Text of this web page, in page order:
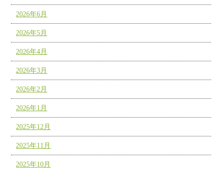
2026年6月
2026年5月
2026年4月
2026年3月
2026年2月
2026年1月
2025年12月
2025年11月
2025年10月